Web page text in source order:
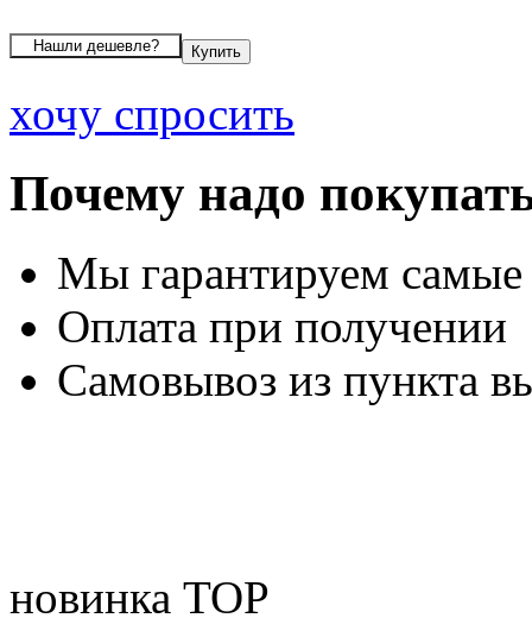
хочу спросить
Почему надо
Мы гарантируем
Оплата при получении
Самовывоз из пункта
новинка TOP